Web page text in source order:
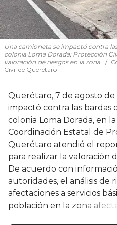
Una camioneta se impactó contra
colonia Loma Dorada; Protección
valoración de riesgos en la zona.
Civil de Querétaro
Querétaro, 7 de agosto de
impactó contra las bardas
colonia Loma Dorada, en
Coordinación Estatal de
Querétaro atendió el
para realizar la valoración
De acuerdo con
autoridades, el análisis de
afectaciones a servicios
población en la zona